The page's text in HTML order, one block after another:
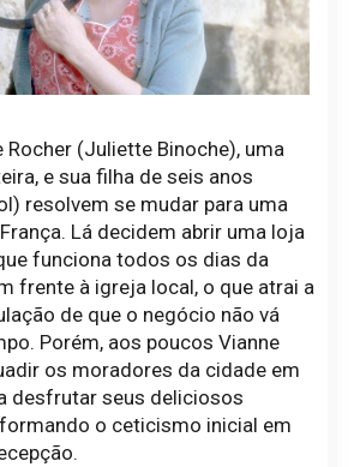
Rocher (Juliette Binoche), uma
e sua filha de seis anos
resolvem se mudar para uma
Lá decidem abrir uma loja
funciona todos os dias da
frente à igreja local, o que atrai a
de que o negócio não vá
Porém, aos poucos Vianne
os moradores da cidade em
desfrutar seus deliciosos
o ceticismo inicial em